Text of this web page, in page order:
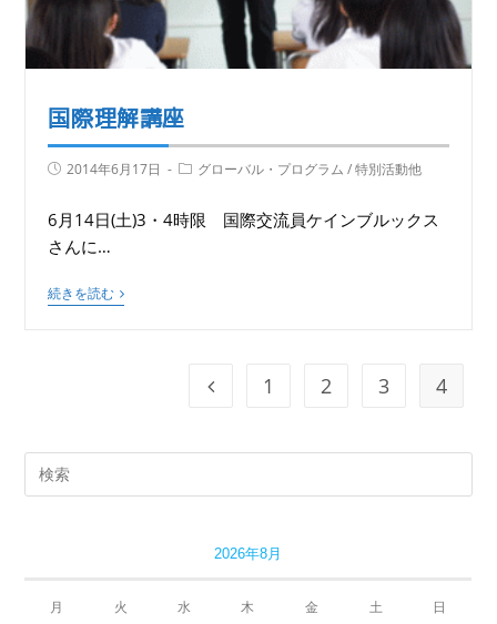
国際理解講座
2014年6月17日 グローバル・プログラム / 特別活動他
6月14日(土)3・4時限 国際交流員ケインブルックス
さんに…
続きを読む
1 2 3 4
2026年8月
月 火 水 木 金 土 日